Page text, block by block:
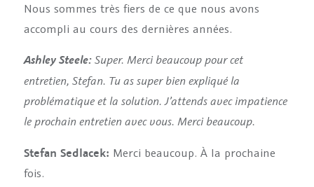
Nous sommes très fiers de ce que nous avons
accompli au cours des dernières années.
Ashley Steele:Super. Merci beaucoup pour cet
entretien, Stefan. Tu as super bien expliqué la
problématique et la solution.J’attends avec impatience
le prochain entretien avec vous. Merci beaucoup.
Stefan Sedlacek: Merci beaucoup. À la prochaine
fois.